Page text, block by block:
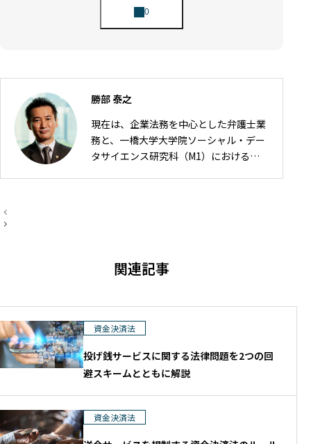
勝部 泰之
現在は、企業法務を中心とした弁護士業
務と、一橋大学大学院ソーシャル・デー
タサイエンス研究科（M1）における研
の構造化や生成AI・データサイエンスを
投
稿
関連記事
資金決済法
投げ銭サービスに関する法律問題を2つの回
避スキームとともに解説
資金決済法